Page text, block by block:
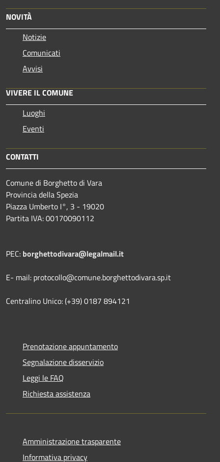
NOVITÀ
Notizie
Comunicati
Avvisi
VIVERE IL COMUNE
Luoghi
Eventi
CONTATTI
Comune di Borghetto di Vara
Provincia della Spezia
Piazza Umberto I°, 3 - 19020
Partita IVA: 00170090112
PEC: borghettodivara@legalmail.it
E- mail: protocollo@comune.borghettodivara.sp.it
Centralino Unico: (+39) 0187 894121
Prenotazione appuntamento
Segnalazione disservizio
Leggi le FAQ
Richiesta assistenza
Amministrazione trasparente
Informativa privacy